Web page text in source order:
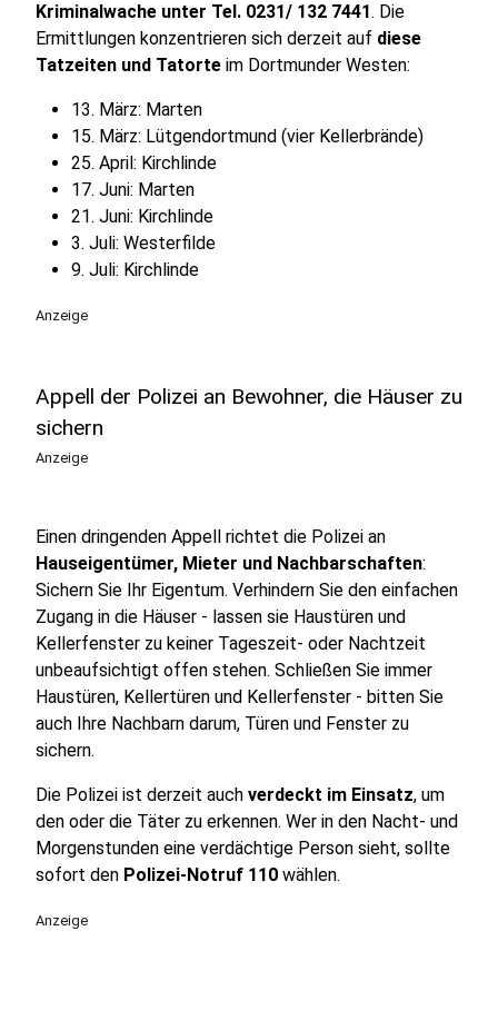
Kriminalwache unter Tel. 0231/ 132 7441. Die
Ermittlungen konzentrieren sich derzeit auf diese
Tatzeiten und Tatorte im Dortmunder Westen:
13. März: Marten
15. März: Lütgendortmund (vier Kellerbrände)
25. April: Kirchlinde
17. Juni: Marten
21. Juni: Kirchlinde
3. Juli: Westerfilde
9. Juli: Kirchlinde
Anzeige
Appell der Polizei an Bewohner, die Häuser zu
sichern
Anzeige
Einen dringenden Appell richtet die Polizei an
Hauseigentümer, Mieter und Nachbarschaften:
Sichern Sie Ihr Eigentum. Verhindern Sie den einfachen
Zugang in die Häuser - lassen sie Haustüren und
Kellerfenster zu keiner Tageszeit- oder Nachtzeit
unbeaufsichtigt offen stehen. Schließen Sie immer
Haustüren, Kellertüren und Kellerfenster - bitten Sie
auch Ihre Nachbarn darum, Türen und Fenster zu
sichern.
Die Polizei ist derzeit auch verdeckt im Einsatz, um
den oder die Täter zu erkennen. Wer in den Nacht- und
Morgenstunden eine verdächtige Person sieht, sollte
sofort den Polizei-Notruf 110 wählen.
Anzeige